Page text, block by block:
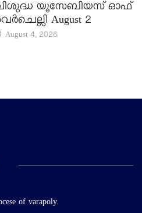
യൂസേബിയസ് ഓഫ്
August 2
August 4, 2026
of varapoly.